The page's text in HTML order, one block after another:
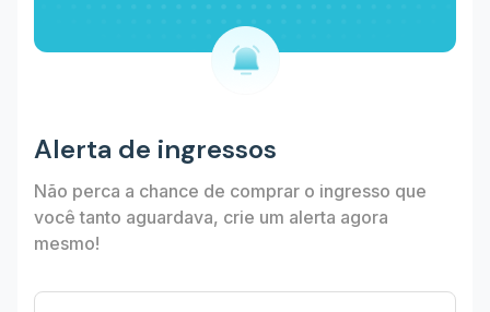
Alerta de ingressos
Não perca a chance de comprar o ingresso que
você tanto aguardava, crie um alerta agora
mesmo!